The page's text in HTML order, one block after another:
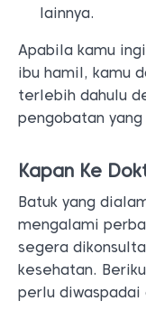
lainnya.
Apabila kamu
ibu hamil, kamu
terlebih dahulu
pengobatan
Kapan Ke
Batuk yang
mengalami
segera
kesehatan.
perlu diwaspadai